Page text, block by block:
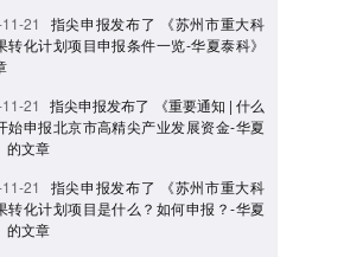
21
指尖申报发布了 《苏州市重大科
转化计划项目申报条件一览-华夏泰科》
21
指尖申报发布了 《重要通知 | 什么
始申报北京市高精尖产业发展资金-华夏
的文章
21
指尖申报发布了 《苏州市重大科
转化计划项目是什么？如何申报？-华夏
的文章